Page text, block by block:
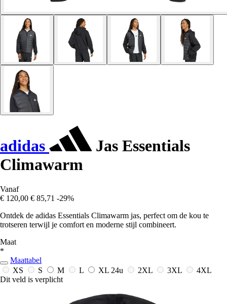
adidas
Jas Essentials
Climawarm
Vanaf
€ 120,00 € 85,71 -29%
Ontdek de adidas Essentials Climawarm jas, perfect om de kou te
trotseren terwijl je comfort en moderne stijl combineert.
Maat
*
Maattabel
XS
S M L XL 24u 2XL 3XL
4XL
Dit veld is verplicht